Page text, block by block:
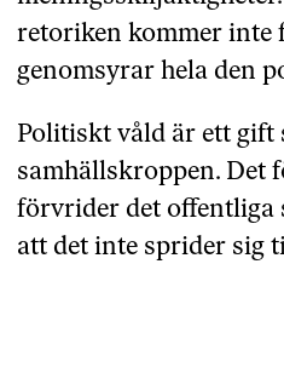
retoriken kommer inte
genomsyrar hela den
Politiskt våld är ett gift
samhällskroppen. Det
förvrider det offentliga
att det inte sprider sig